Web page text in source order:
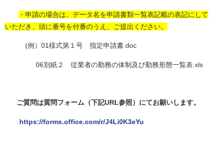
・申請の場合は、データ名を申請書類一覧表記載の表記にして
いただき、頭に番号を付番のうえ、ご提出ください。
(例）01様式第１号 指定申請書.doc
06別紙２ 従業者の勤務の体制及び勤務形態一覧表.xls
ご質問は質問フォーム（下記URL参照）にてお願いします。
https://forms.office.com/r/J4Li0K3eYu